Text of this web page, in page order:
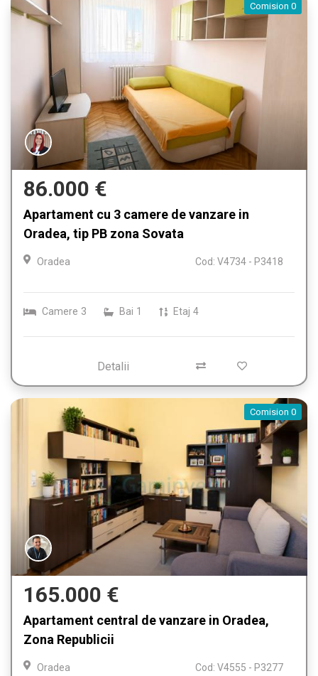
Comision 0
86.000 €
Apartament cu 3 camere de vanzare in
Oradea, tip PB zona Sovata
Oradea Cod: V4734 - P3418
Camere 3 Bai 1 Etaj 4
Detalii
Comision 0
165.000 €
Apartament central de vanzare in Oradea,
Zona Republicii
Oradea Cod: V4555 - P3277